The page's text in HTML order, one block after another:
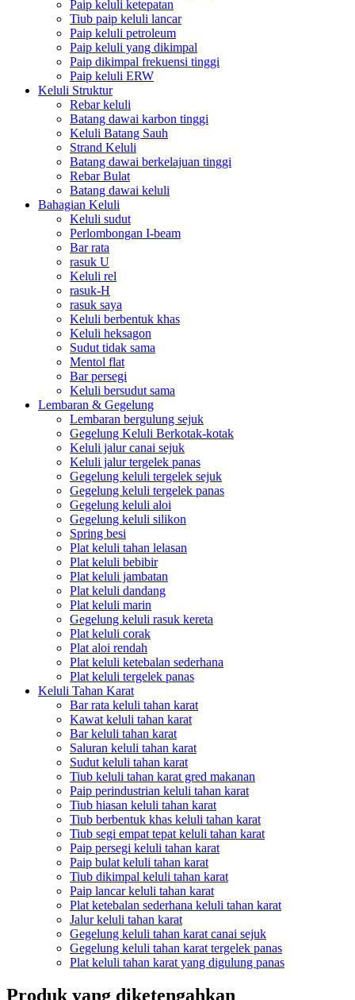
Paip keluli ketepatan
Tiub paip keluli lancar
Paip keluli petroleum
Paip keluli yang dikimpal
Paip dikimpal frekuensi tinggi
Paip keluli ERW
Keluli Struktur
Rebar keluli
Batang dawai karbon tinggi
Keluli Batang Sauh
Strand Keluli
Batang dawai berkelajuan tinggi
Rebar Bulat
Batang dawai keluli
Bahagian Keluli
Keluli sudut
Perlombongan I-beam
Bar rata
rasuk U
Keluli rel
rasuk-H
rasuk saya
Keluli berbentuk khas
Keluli heksagon
Sudut tidak sama
Mentol flat
Bar persegi
Keluli bersudut sama
Lembaran & Gegelung
Lembaran bergulung sejuk
Gegelung Keluli Berkotak-kotak
Keluli jalur canai sejuk
Keluli jalur tergelek panas
Gegelung keluli tergelek sejuk
Gegelung keluli tergelek panas
Gegelung keluli aloi
Gegelung keluli silikon
Spring besi
Plat keluli tahan lelasan
Plat keluli bebibir
Plat keluli jambatan
Plat keluli dandang
Plat keluli marin
Gegelung keluli rasuk kereta
Plat keluli corak
Plat aloi rendah
Plat keluli ketebalan sederhana
Plat keluli tergelek panas
Keluli Tahan Karat
Bar rata keluli tahan karat
Kawat keluli tahan karat
Bar keluli tahan karat
Saluran keluli tahan karat
Sudut keluli tahan karat
Tiub keluli tahan karat gred makanan
Paip perindustrian keluli tahan karat
Tiub hiasan keluli tahan karat
Tiub berbentuk khas keluli tahan karat
Tiub segi empat tepat keluli tahan karat
Paip persegi keluli tahan karat
Paip bulat keluli tahan karat
Tiub dikimpal keluli tahan karat
Paip lancar keluli tahan karat
Plat ketebalan sederhana keluli tahan karat
Jalur keluli tahan karat
Gegelung keluli tahan karat canai sejuk
Gegelung keluli tahan karat tergelek panas
Plat keluli tahan karat yang digulung panas
Produk yang diketengahkan